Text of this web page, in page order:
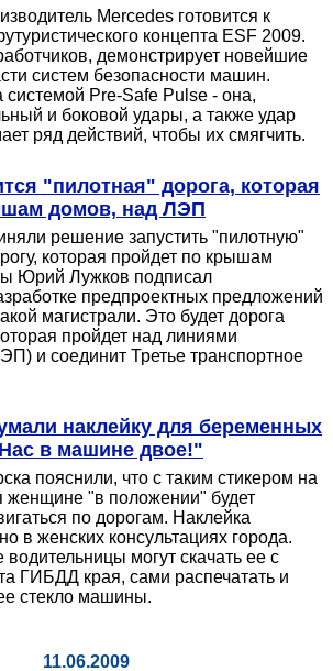
Mercedes готовится к
концепта ESF 2009.
демонстрирует новейшие
систем безопасности машин.
Pre-Safe Pulse - она,
и боковой удары, а также удар
ряд действий, чтобы их смягчить.
"пилотная" дорога, которая
домов, над ЛЭП
решение запустить "пилотную"
которая пройдет по крышам
Юрий Лужков подписал
предпроектных предложений
магистрали. Это будет дорога
пройдет над линиями
и соединит Третье транспортное
наклейку для беременных
в машине двое!"
пояснили, что с таким стикером на
женщине "в положении" будет
по дорогам. Наклейка
в женских консультациях города.
могут скачать ее с
ГИБДД края, сами распечатать и
стекло машины.
11.06.2009